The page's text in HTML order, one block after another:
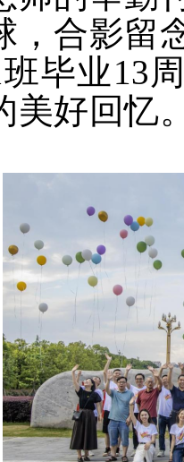
合影留
班毕业13
美好回忆